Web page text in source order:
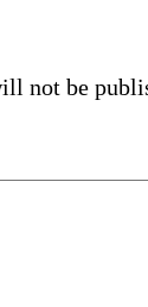
not be